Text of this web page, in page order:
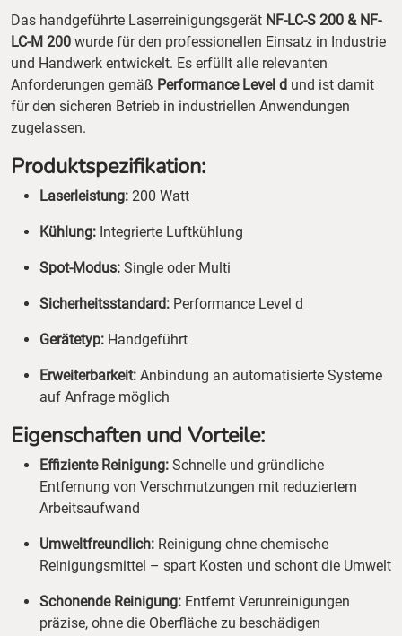
Das handgeführte Laserreinigungsgerät NF-LC-S 200 & NF-
LC-M 200 wurde für den professionellen Einsatz in Industrie
und Handwerk entwickelt. Es erfüllt alle relevanten
Anforderungen gemäß Performance Level d und ist damit
für den sicheren Betrieb in industriellen Anwendungen
zugelassen.
Produktspezifikation:
Laserleistung: 200 Watt
Kühlung: Integrierte Luftkühlung
Spot-Modus: Single oder Multi
Sicherheitsstandard: Performance Level d
Gerätetyp: Handgeführt
Erweiterbarkeit: Anbindung an automatisierte Systeme
auf Anfrage möglich
Eigenschaften und Vorteile:
Effiziente Reinigung: Schnelle und gründliche
Entfernung von Verschmutzungen mit reduziertem
Arbeitsaufwand
Umweltfreundlich: Reinigung ohne chemische
Reinigungsmittel – spart Kosten und schont die Umwelt
Schonende Reinigung: Entfernt Verunreinigungen
präzise, ohne die Oberfläche zu beschädigen